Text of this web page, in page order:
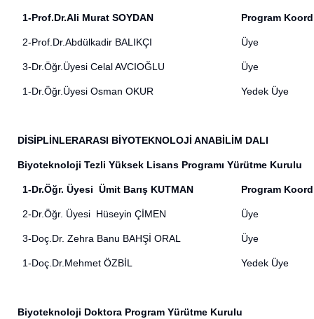
1-Prof.Dr.Ali Murat SOYDAN Program
2-Prof.Dr.Abdülkadir BALIKÇI Üye
3-Dr.Öğr.Üyesi Celal AVCIOĞLU Üye
1-Dr.Öğr.Üyesi Osman OKUR Yedek Üye
DİSİPLİNLERARASI BİYOTEKNOLOJİ ANABİLİM DALI
Biyoteknoloji Tezli Yüksek Lisans Programı Yürütme Kurulu
1-Dr.Öğr. Üyesi Ümit Barış KUTMAN Program
2-Dr.Öğr. Üyesi Hüseyin ÇİMEN Üye
3-Doç.Dr. Zehra Banu BAHŞİ ORAL Üye
1-Doç.Dr.Mehmet ÖZBİL Yedek Üye
Biyoteknoloji Doktora Program Yürütme Kurulu